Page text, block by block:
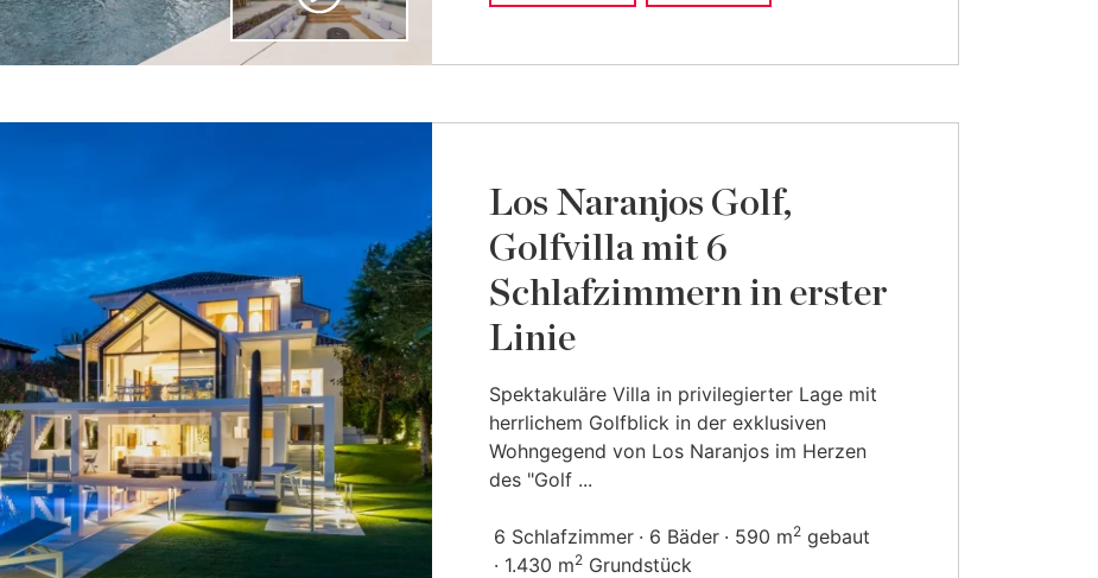
Los Naranjos Golf,
Golfvilla mit 6
Schlafzimmern in erster
Linie
Spektakuläre Villa in privilegierter Lage mit
herrlichem Golfblick in der exklusiven
Wohngegend von Los Naranjos im Herzen
des "Golf ...
6 Schlafzimmer 6 Bäder 590 m2 gebaut
1.430 m2 Grundstück